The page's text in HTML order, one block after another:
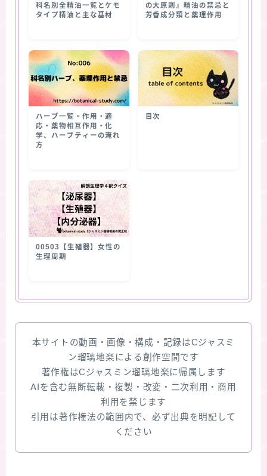
科名別全精油一覧とケモ
タイプ精油と主な基材
の大原則』精油の禁忌と
芳香成分類と薬理作用
ハーブ一覧・作用・適
応・薬物相互作用・化
学、ハーブティーの淹れ
方
目次
00503【生殖器】女性の
生理周期
本サイトの動画・画像・構成・記録はCジャスミ
ン瑠璃地楽による創作空間です
著作権はCジャスミン瑠璃地楽に帰属します
AIを含む無断転載・複製・改変・二次利用・商用
利用を禁じます
引用は著作権法の範囲内で、必ず出典を明記して
ください